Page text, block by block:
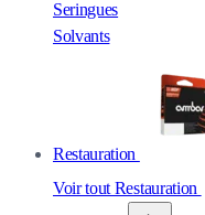
Seringues
Solvants
Restauration
Voir tout Restauration